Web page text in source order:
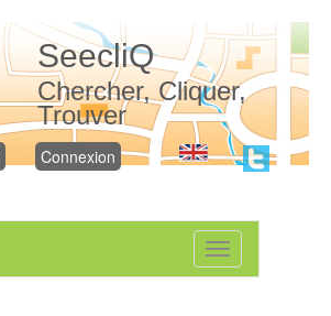
SeecliQ
Chercher, Cliquer,
Trouver
Connexion
Toggle
navigation